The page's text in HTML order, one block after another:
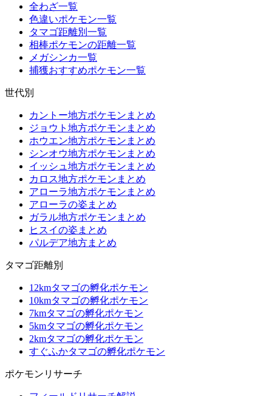
全わざ一覧
色違いポケモン一覧
タマゴ距離別一覧
相棒ポケモンの距離一覧
メガシンカ一覧
捕獲おすすめポケモン一覧
世代別
カントー地方ポケモンまとめ
ジョウト地方ポケモンまとめ
ホウエン地方ポケモンまとめ
シンオウ地方ポケモンまとめ
イッシュ地方ポケモンまとめ
カロス地方ポケモンまとめ
アローラ地方ポケモンまとめ
アローラの姿まとめ
ガラル地方ポケモンまとめ
ヒスイの姿まとめ
パルデア地方まとめ
タマゴ距離別
12kmタマゴの孵化ポケモン
10kmタマゴの孵化ポケモン
7kmタマゴの孵化ポケモン
5kmタマゴの孵化ポケモン
2kmタマゴの孵化ポケモン
すぐふかタマゴの孵化ポケモン
ポケモンリサーチ